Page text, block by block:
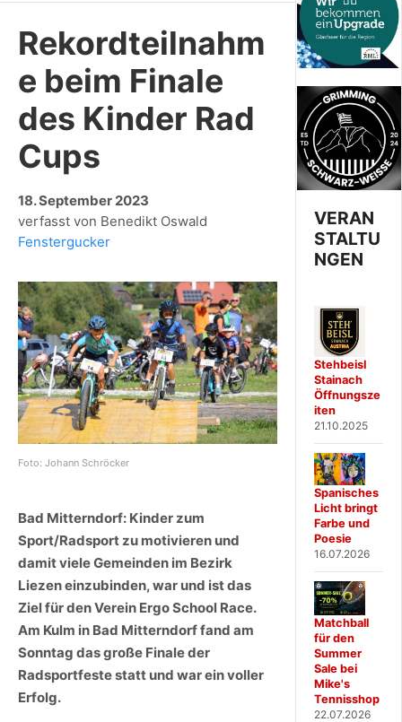
Rekordteilnahm
e beim Finale
des Kinder Rad
Cups
18. September 2023
verfasst von Benedikt Oswald
Fenstergucker
Foto: Johann Schröcker
Bad Mitterndorf: Kinder zum
Sport/Radsport zu motivieren und
damit viele Gemeinden im Bezirk
Liezen einzubinden, war und ist das
Ziel für den Verein Ergo School Race.
Am Kulm in Bad Mitterndorf fand am
Sonntag das große Finale der
Radsportfeste statt und war ein voller
Erfolg.
VERAN
STALTU
NGEN
Stehbeisl
Stainach
Öffnungsze
iten
21.10.2025
Spanisches
Licht bringt
Farbe und
Poesie
16.07.2026
Matchball
für den
Summer
Sale bei
Mike's
Tennisshop
22.07.2026